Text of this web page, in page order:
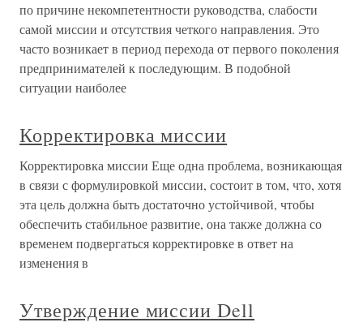
по причине некомпетентности руководства, слабости
самой миссии и отсутствия четкого направления. Это
часто возникает в период перехода от первого поколения
предпринимателей к последующим. В подобной
ситуации наиболее
Корректировка миссии
Корректировка миссии Еще одна проблема, возникающая
в связи с формулировкой миссии, состоит в том, что, хотя
эта цель должна быть достаточно устойчивой, чтобы
обеспечить стабильное развитие, она также должна со
временем подвергаться корректировке в ответ на
изменения в
Утверждение миссии Dell